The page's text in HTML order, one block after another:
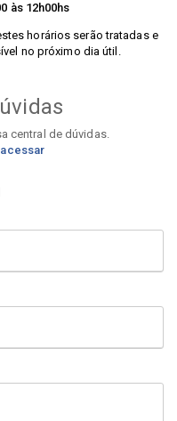
às 12h00hs
horários serão tratadas e
no próximo dia útil.
central de dúvidas.